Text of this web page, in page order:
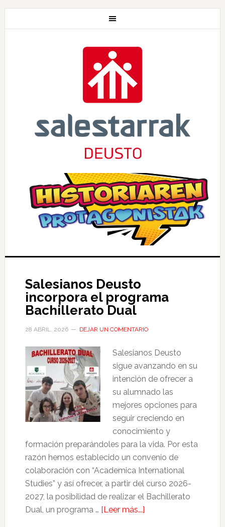
Salesianos Deusto
incorpora el programa
Bachillerato Dual
28 ABRIL, 2026 DEJAR UN COMENTARIO
Salesianos Deusto
sigue avanzando en su
intención de ofrecer a
su alumnado las
mejores opciones para
seguir creciendo en
conocimiento y
formación preparándoles para la vida. Por esta
razón hemos establecido un convenio de
colaboración con “Academica International
Studies” y así ofrecer, a partir del curso 2026-
2027, la posibilidad de realizar el Bachillerato
Dual, un programa … [Leer más...]